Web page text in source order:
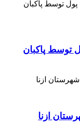
توسط پاکبان
ازنا